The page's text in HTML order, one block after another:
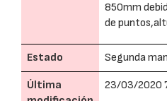
850mm
de
Estado Segunda
Última
23/03/2020